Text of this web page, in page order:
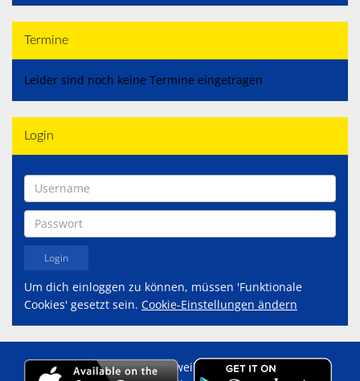
Termine
Leider sind noch keine Termine eingetragen
Login
Um dich einloggen zu können, müssen 'Funktionale
Cookies' gesetzt sein. Cookie-Einstellungen ändern
Copyright 2014 - 2026 Eschweiler